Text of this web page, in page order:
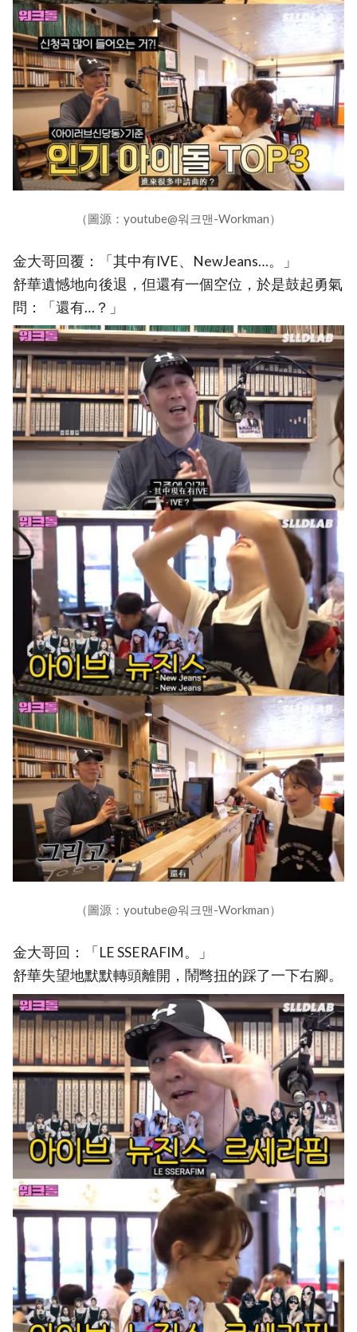
（圖源：youtube@워크맨-Workman）
金大哥回覆：「其中有IVE、NewJeans…。」
舒華遺憾地向後退，但還有一個空位，於是鼓起勇氣
問：「還有…？」
（圖源：youtube@워크맨-Workman）
金大哥回：「LE SSERAFIM。」
舒華失望地默默轉頭離開，鬧彆扭的踩了一下右腳。